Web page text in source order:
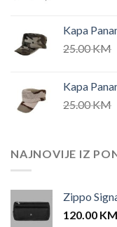
Kapa
25.00KM
Kapa
25.00KM
NAJNOVIJE IZ
Zippo
120.00 KM